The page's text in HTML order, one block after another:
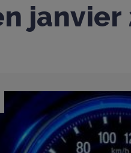
janvier